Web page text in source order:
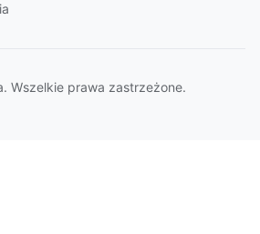
Wszelkie prawa zastrzeżone.